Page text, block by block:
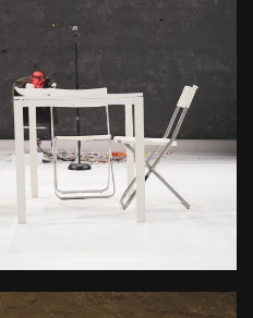
émergentes ou déjà
le territoire